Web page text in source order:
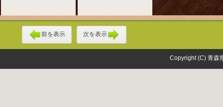
前を表示 次を表示
Copyright (C) 青森